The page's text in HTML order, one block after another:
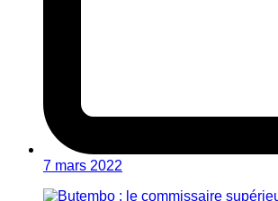
7 mars 2022